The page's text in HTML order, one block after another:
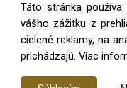
a kozmetiky. V našej
už od roku
Táto stránka
vášho zážitku z
cielené reklamy, na
prichádzajú. Viac